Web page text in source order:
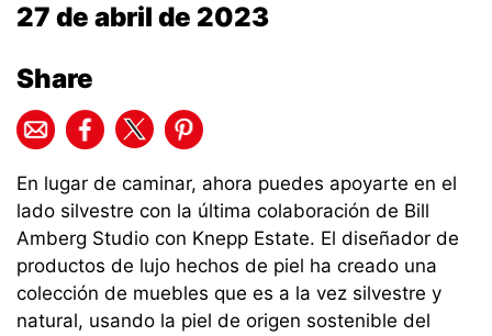
27 de abril de 2023
Share
En lugar de caminar, ahora puedes apoyarte en el
lado silvestre con la última colaboración de Bill
Amberg Studio con Knepp Estate. El diseñador de
productos de lujo hechos de piel ha creado una
colección de muebles que es a la vez silvestre y
natural, usando la piel de origen sostenible del